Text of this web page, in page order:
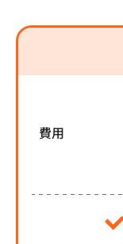
費用